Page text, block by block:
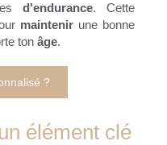
d'endurance. Cette
maintenirune bonne
ton âge.
?
élément clé